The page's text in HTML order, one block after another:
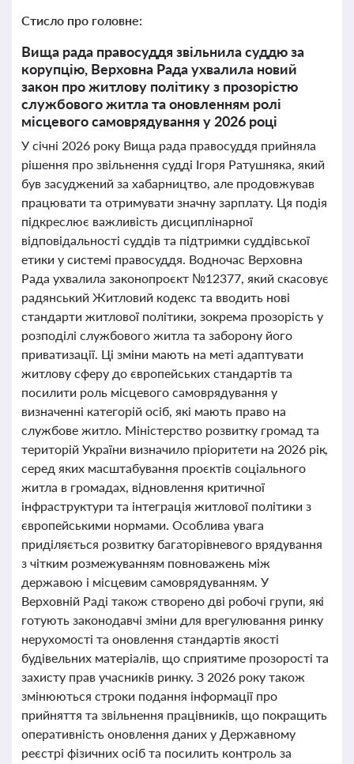
Стисло про головне:
Вища рада правосуддя звільнила суддю за
корупцію, Верховна Рада ухвалила новий
закон про житлову політику з прозорістю
службового житла та оновленням ролі
місцевого самоврядування у 2026 році
У січні 2026 року Вища рада правосуддя прийняла
рішення про звільнення судді Ігоря Ратушняка, який
був засуджений за хабарництво, але продовжував
працювати та отримувати значну зарплату. Ця подія
підкреслює важливість дисциплінарної
відповідальності суддів та підтримки суддівської
етики у системі правосуддя. Водночас Верховна
Рада ухвалила законопроєкт №12377, який скасовує
радянський Житловий кодекс та вводить нові
стандарти житлової політики, зокрема прозорість у
розподілі службового житла та заборону його
приватизації. Ці зміни мають на меті адаптувати
житлову сферу до європейських стандартів та
посилити роль місцевого самоврядування у
визначенні категорій осіб, які мають право на
службове житло. Міністерство розвитку громад та
територій України визначило пріоритети на 2026 рік,
серед яких масштабування проєктів соціального
житла в громадах, відновлення критичної
інфраструктури та інтеграція житлової політики з
європейськими нормами. Особлива увага
приділяється розвитку багаторівневого врядування
з чітким розмежуванням повноважень між
державою і місцевим самоврядуванням. У
Верховній Раді також створено дві робочі групи, які
готують законодавчі зміни для врегулювання ринку
нерухомості та оновлення стандартів якості
будівельних матеріалів, що сприятиме прозорості та
захисту прав учасників ринку. З 2026 року також
змінюються строки подання інформації про
прийняття та звільнення працівників, що покращить
оперативність оновлення даних у Державному
реєстрі фізичних осіб та посилить контроль за